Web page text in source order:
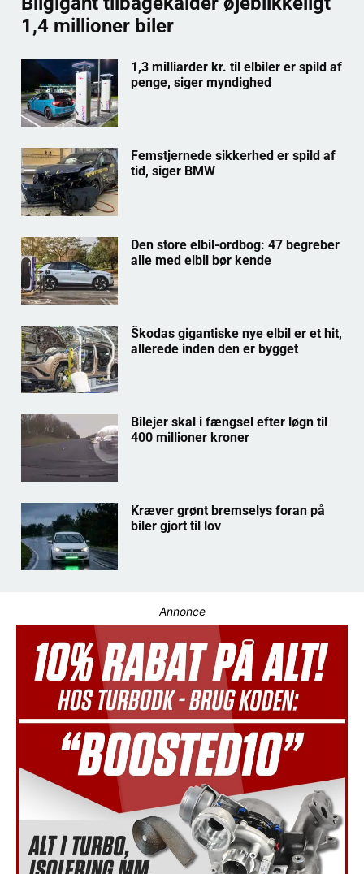
1,4 millioner biler
1,3 milliarder kr. til elbiler er spild af
penge, siger myndighed
Femstjernede sikkerhed er spild af
tid, siger BMW
Den store elbil-ordbog: 47 begreber
alle med elbil bør kende
Škodas gigantiske nye elbil er et hit,
allerede inden den er bygget
Bilejer skal i fængsel efter løgn til
400 millioner kroner
Kræver grønt bremselys foran på
biler gjort til lov
Annonce